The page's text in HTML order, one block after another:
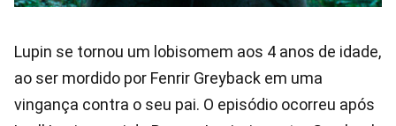
Lupin se tornou um lobisomem aos 4 anos de idade,
ao ser mordido por Fenrir Greyback em uma
vingança contra o seu pai. O episódio ocorreu após